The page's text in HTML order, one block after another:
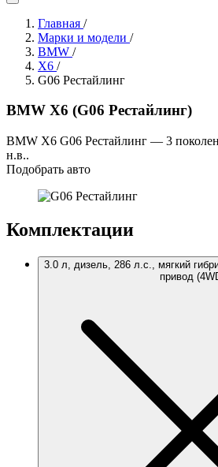
Главная /
Марки и модели /
BMW /
X6 /
G06 Рестайлинг
BMW X6 (G06 Рестайлинг)
BMW X6 G06 Рестайлинг — 3
н.в..
Подобрать авто
Комплектации
3.0 л, дизель, 286 л.с., мягкий
привод